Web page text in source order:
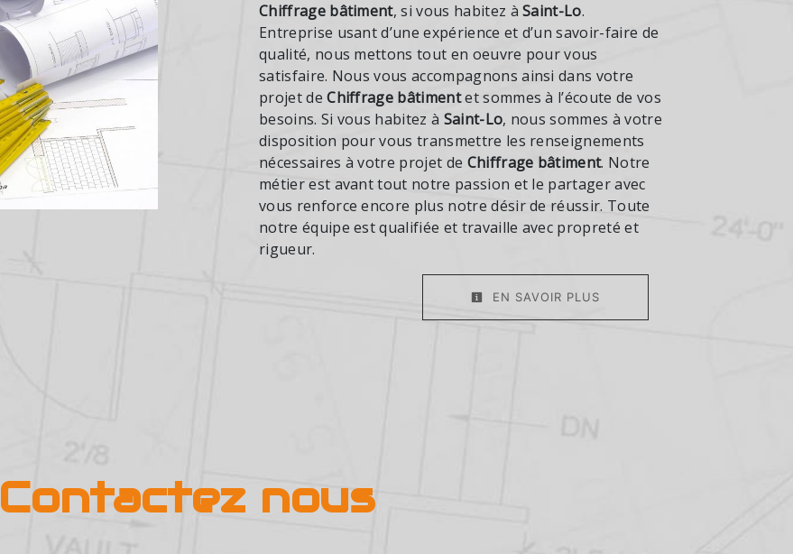
Chiffrage bâtiment, si vous habitez àSaint-Lo.
Entreprise usant d’une expérience et d’un savoir-faire de
qualité, nous mettons tout en oeuvre pour vous
satisfaire. Nous vous accompagnons ainsi dans votre
projet deChiffrage bâtimentet sommes à l’écoute de vos
besoins. Si vous habitez à Saint-Lo, nous sommes à votre
disposition pour vous transmettre les renseignements
nécessaires à votre projet de Chiffrage bâtiment. Notre
métier est avant tout notre passion et le partager avec
vous renforce encore plus notre désir de réussir. Toute
notre équipe est qualifiée et travaille avec propreté et
rigueur.
EN SAVOIR PLUS
Contactez nous